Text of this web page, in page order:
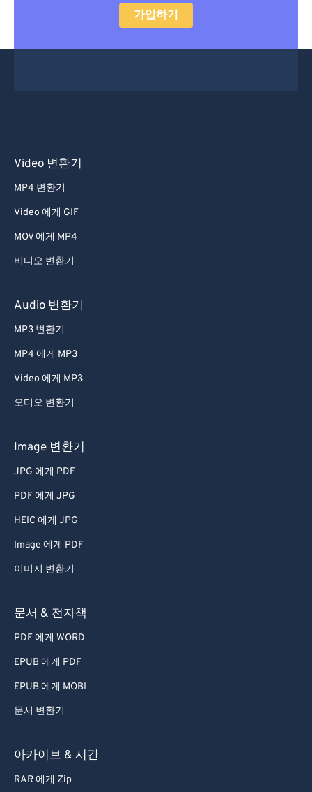
가입하기
Video 변환기
MP4 변환기
Video 에게 GIF
MOV 에게 MP4
비디오 변환기
Audio 변환기
MP3 변환기
MP4 에게 MP3
Video 에게 MP3
오디오 변환기
Image 변환기
JPG 에게 PDF
PDF 에게 JPG
HEIC 에게 JPG
Image 에게 PDF
이미지 변환기
문서 & 전자책
PDF 에게 WORD
EPUB 에게 PDF
EPUB 에게 MOBI
문서 변환기
아카이브 & 시간
RAR 에게 Zip